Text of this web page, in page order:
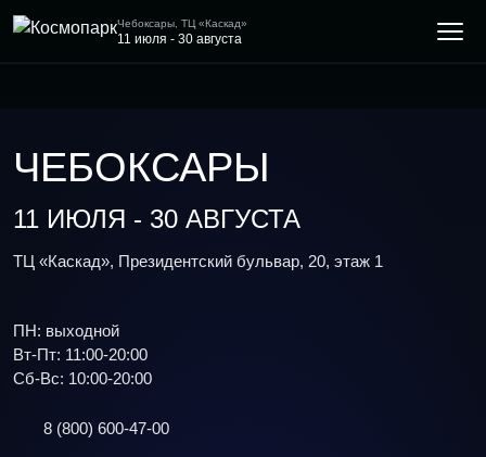
Чебоксары, ТЦ «Каскад»
11 июля - 30 августа
ЧЕБОКСАРЫ
11 ИЮЛЯ - 30 АВГУСТА
ТЦ «Каскад», Президентский бульвар, 20, этаж 1
ПН: выходной
Вт-Пт: 11:00-20:00
Сб-Вс: 10:00-20:00
8 (800) 600-47-00